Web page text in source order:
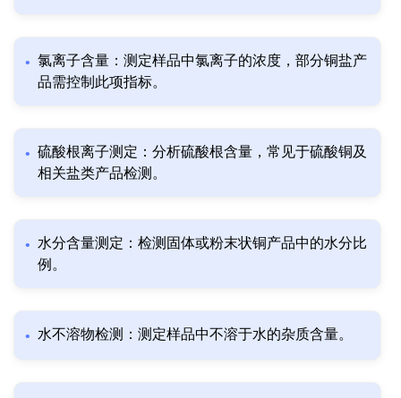
氯离子含量：测定样品中氯离子的浓度，部分铜盐产
品需控制此项指标。
硫酸根离子测定：分析硫酸根含量，常见于硫酸铜及
相关盐类产品检测。
水分含量测定：检测固体或粉末状铜产品中的水分比
例。
水不溶物检测：测定样品中不溶于水的杂质含量。